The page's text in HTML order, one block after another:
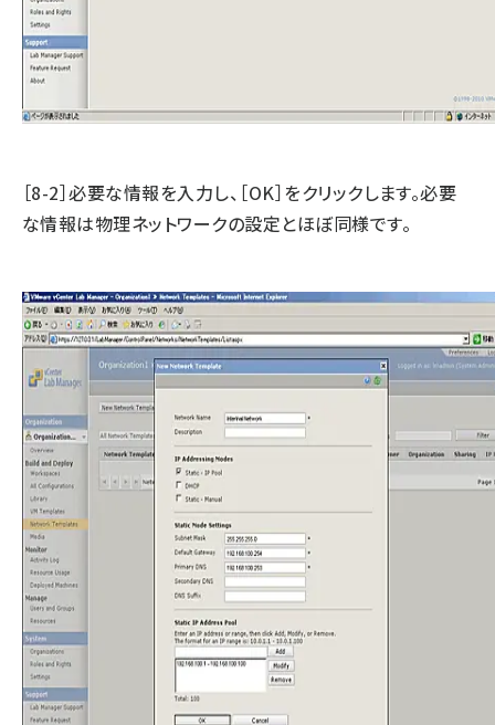
［8-2］必要な情報を入力し、［OK］をクリックします。必要
な情報は物理ネットワークの設定とほぼ同様です。